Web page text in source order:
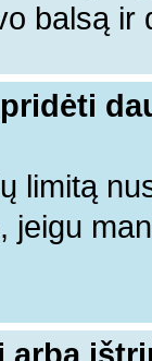
balsą ir
limitą
jeigu